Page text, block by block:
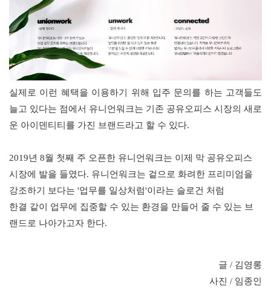
실제로 이런 혜택을 이용하기 위해 입주 문의를 하는 고객들도
늘고 있다는 점에서 유니언워크는 기존 공유오피스 시장의 새로
운 아이덴티티를 가진 브랜드라고 할 수 있다.
2019년 8월 첫째 주 오픈한 유니언워크는 이제 막 공유오피스
시장에 발을 들였다. 유니언워크는 겉으로 화려한 프리미엄을
강조하기 보다는 '업무를 일상처럼'이라는 슬로건 처럼
한결 같이 업무에 집중할 수 있는 환경을 만들어 줄 수 있는 브
랜드로 나아가고자 한다.
글 / 김영롱
사진 / 임종인